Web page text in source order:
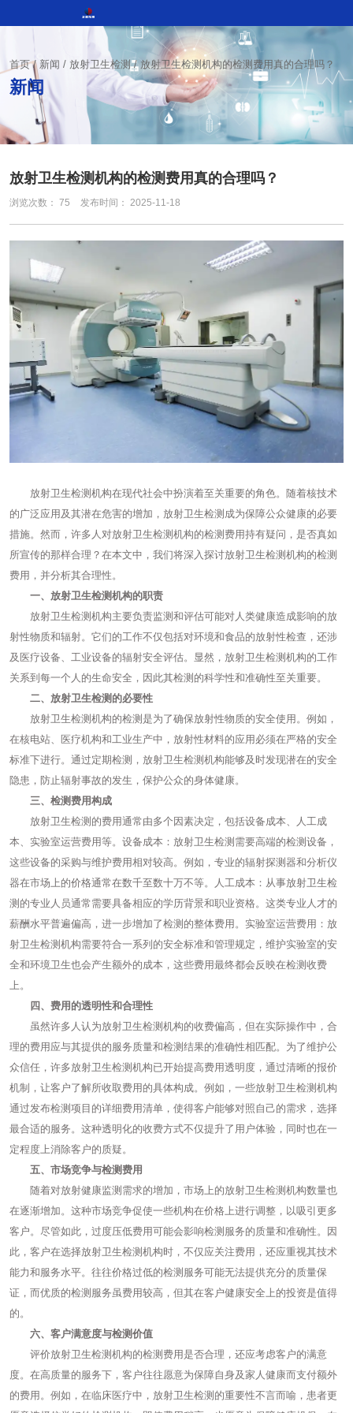
首页/ 新闻 / 放射卫生检测 /放射卫生检测机构的检测费用真的合理吗？
新闻
放射卫生检测机构的检测费用真的合理吗？
浏览次数： 75 发布时间： 2025-11-18
放射卫生检测机构在现代社会中扮演着至关重要的角色。随着核技术
的广泛应用及其潜在危害的增加，放射卫生检测成为保障公众健康的必要
措施。然而，许多人对放射卫生检测机构的检测费用持有疑问，是否真如
所宣传的那样合理？在本文中，我们将深入探讨放射卫生检测机构的检测
费用，并分析其合理性。
一、放射卫生检测机构的职责
放射卫生检测机构主要负责监测和评估可能对人类健康造成影响的放
射性物质和辐射。它们的工作不仅包括对环境和食品的放射性检查，还涉
及医疗设备、工业设备的辐射安全评估。显然，放射卫生检测机构的工作
关系到每一个人的生命安全，因此其检测的科学性和准确性至关重要。
二、放射卫生检测的必要性
放射卫生检测机构的检测是为了确保放射性物质的安全使用。例如，
在核电站、医疗机构和工业生产中，放射性材料的应用必须在严格的安全
标准下进行。通过定期检测，放射卫生检测机构能够及时发现潜在的安全
隐患，防止辐射事故的发生，保护公众的身体健康。
三、检测费用构成
放射卫生检测的费用通常由多个因素决定，包括设备成本、人工成
本、实验室运营费用等。设备成本：放射卫生检测需要高端的检测设备，
这些设备的采购与维护费用相对较高。例如，专业的辐射探测器和分析仪
器在市场上的价格通常在数千至数十万不等。人工成本：从事放射卫生检
测的专业人员通常需要具备相应的学历背景和职业资格。这类专业人才的
薪酬水平普遍偏高，进一步增加了检测的整体费用。实验室运营费用：放
射卫生检测机构需要符合一系列的安全标准和管理规定，维护实验室的安
全和环境卫生也会产生额外的成本，这些费用最终都会反映在检测收费
上。
四、费用的透明性和合理性
虽然许多人认为放射卫生检测机构的收费偏高，但在实际操作中，合
理的费用应与其提供的服务质量和检测结果的准确性相匹配。为了维护公
众信任，许多放射卫生检测机构已开始提高费用透明度，通过清晰的报价
机制，让客户了解所收取费用的具体构成。例如，一些放射卫生检测机构
通过发布检测项目的详细费用清单，使得客户能够对照自己的需求，选择
最合适的服务。这种透明化的收费方式不仅提升了用户体验，同时也在一
定程度上消除客户的质疑。
五、市场竞争与检测费用
随着对放射健康监测需求的增加，市场上的放射卫生检测机构数量也
在逐渐增加。这种市场竞争促使一些机构在价格上进行调整，以吸引更多
客户。尽管如此，过度压低费用可能会影响检测服务的质量和准确性。因
此，客户在选择放射卫生检测机构时，不仅应关注费用，还应重视其技术
能力和服务水平。往往价格过低的检测服务可能无法提供充分的质量保
证，而优质的检测服务虽费用较高，但其在客户健康安全上的投资是值得
的。
六、客户满意度与检测价值
评价放射卫生检测机构的检测费用是否合理，还应考虑客户的满意
度。在高质量的服务下，客户往往愿意为保障自身及家人健康而支付额外
的费用。例如，在临床医疗中，放射卫生检测的重要性不言而喻，患者更